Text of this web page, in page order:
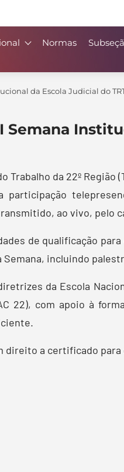
Normas
da Escola Judicial do
Semana
Trabalho da 22º
ao vivo, pelo
de qualificação
Semana, incluindo
da Escola
22), com apoio à
direito a certificado